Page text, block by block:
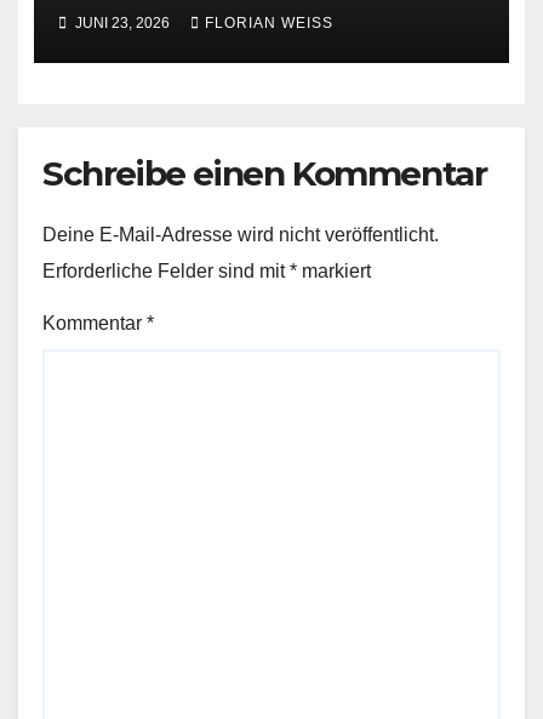
JUNI 23, 2026 FLORIAN WEISS
Schreibe einen Kommentar
Deine E-Mail-Adresse wird nicht veröffentlicht.
Erforderliche Felder sind mit* markiert
Kommentar *